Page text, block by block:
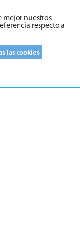
mejor nuestros
respecto a